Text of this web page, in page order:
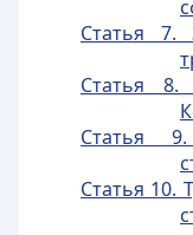
Статья 7.
Статья 8.
Статья
Статья 10.